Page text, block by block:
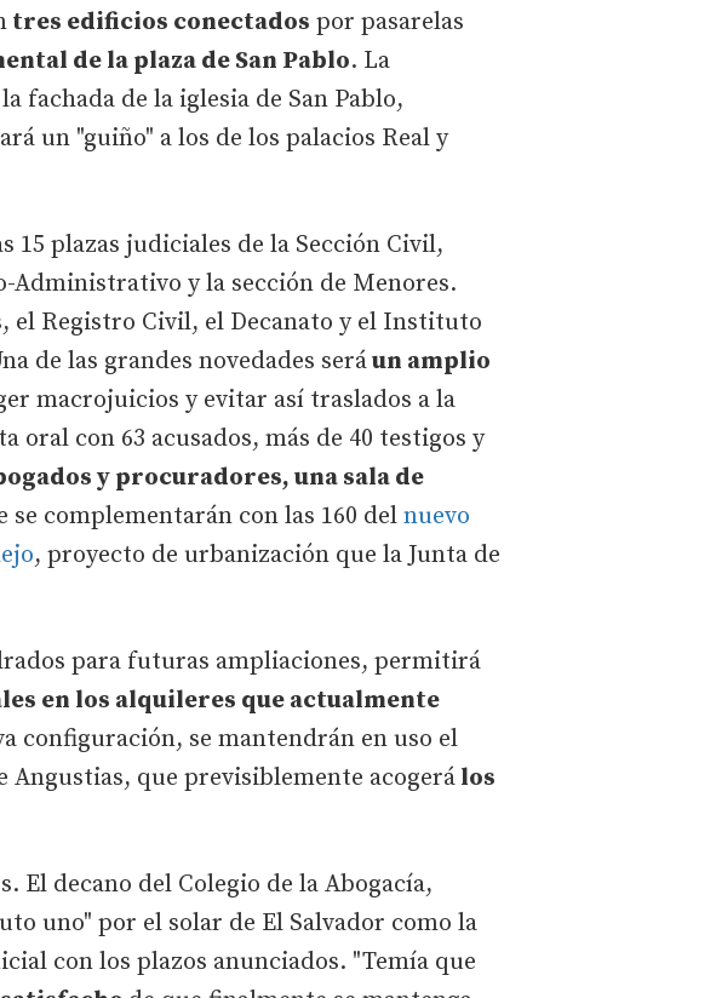
tres edificios conectados por pasarelas
de la plaza de San Pablo. La
fachada de la iglesia de San Pablo,
un "guiño" a los de los palacios Real y
15 plazas judiciales de la Sección Civil,
Administrativo y la sección de Menores.
el Registro Civil, el Decanato y el Instituto
de las grandes novedades seráun amplio
macrojuicios y evitar así traslados a la
oral con 63 acusados, más de 40 testigos y
y procuradores, una sala de
se complementarán con las 160 del nuevo
, proyecto de urbanización que la Junta de
para futuras ampliaciones, permitirá
en los alquileres que actualmente
configuración, se mantendrán en uso el
Angustias, que previsiblemente acogerá los
decano del Colegio de la Abogacía,
uno" por el solar de El Salvador como la
con los plazos anunciados. "Temía que